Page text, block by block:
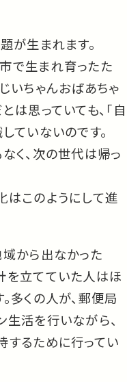
が生まれます。
で生まれ育ったた
いちゃんおばあちゃ
は思っていても、「自
ていないのです。
く、次の世代は帰っ
はこのようにして進
域から出なかった
を立てていた人はほ
多くの人が、郵便局
活を行いながら、
するために行ってい